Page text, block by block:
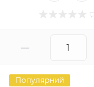
Популярний